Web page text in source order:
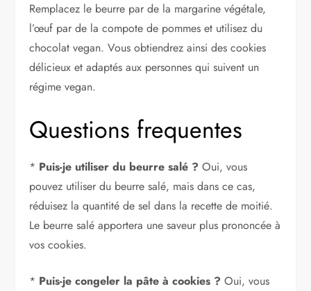
Remplacez le beurre par de la margarine végétale,
l’œuf par de la compote de pommes et utilisez du
chocolat vegan. Vous obtiendrez ainsi des cookies
délicieux et adaptés aux personnes qui suivent un
régime vegan.
Questions frequentes
* Puis-je utiliser du beurre salé ? Oui, vous
pouvez utiliser du beurre salé, mais dans ce cas,
réduisez la quantité de sel dans la recette de moitié.
Le beurre salé apportera une saveur plus prononcée à
vos cookies.
* Puis-je congeler la pâte à cookies ? Oui, vous